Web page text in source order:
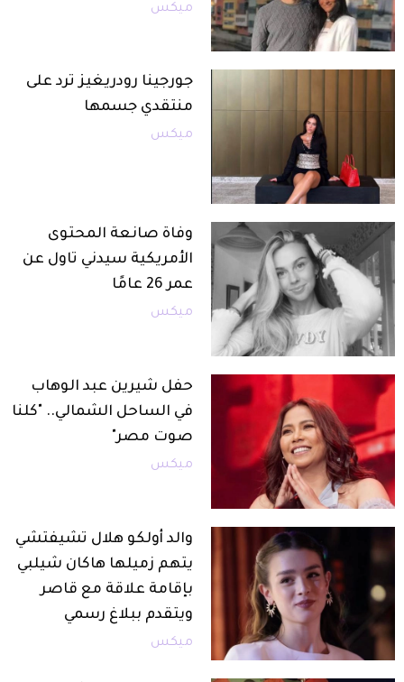
ميكس
جورجينا رودريغيز ترد على
منتقدي جسمها
ميكس
وفاة صانعة المحتوى
الأمريكية سيدني تاول عن
عمر 26 عامًا
ميكس
حفل شيرين عبد الوهاب
في الساحل الشمالي.. "كلنا
صوت مصر"
ميكس
والد أولكو هلال تشيفتشي
يتهم زميلها هاكان شيلبي
بإقامة علاقة مع قاصر
ويتقدم ببلاغ رسمي
ميكس